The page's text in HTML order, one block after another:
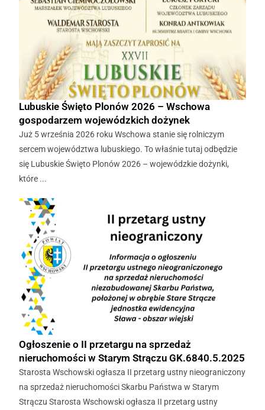
Lubuskie Święto Plonów 2026 – Wschowa
gospodarzem wojewódzkich dożynek
Już 5 września 2026 roku Wschowa stanie się rolniczym
sercem województwa lubuskiego. To właśnie tutaj odbędzie
się Lubuskie Święto Plonów 2026 – wojewódzkie dożynki,
które ...
Ogłoszenie o II przetargu na sprzedaż
nieruchomości w Starym Strączu GK.6840.5.2025
Starosta Wschowski ogłasza II przetarg ustny nieograniczony
na sprzedaż nieruchomości Skarbu Państwa w Starym
Strączu Starosta Wschowski ogłasza II przetarg ustny